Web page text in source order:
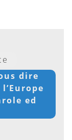
dire
ed